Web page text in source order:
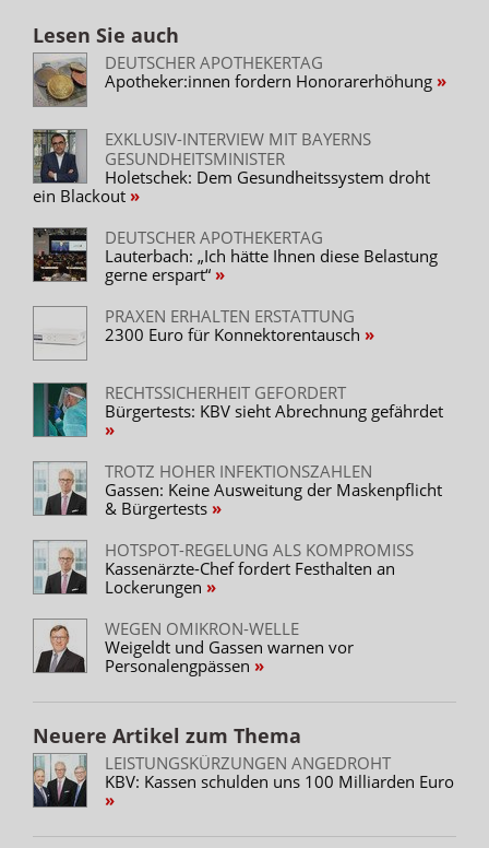
Lesen Sie auch
DEUTSCHER APOTHEKERTAG
Apotheker:innen fordern Honorarerhöhung
EXKLUSIV-INTERVIEW MIT BAYERNS
GESUNDHEITSMINISTER
Holetschek: Dem Gesundheitssystem droht
ein Blackout
DEUTSCHER APOTHEKERTAG
Lauterbach: „Ich hätte Ihnen diese Belastung
gerne erspart“
PRAXEN ERHALTEN ERSTATTUNG
2300 Euro für Konnektorentausch
RECHTSSICHERHEIT GEFORDERT
Bürgertests: KBV sieht Abrechnung gefährdet
TROTZ HOHER INFEKTIONSZAHLEN
Gassen: Keine Ausweitung der Maskenpflicht
& Bürgertests
HOTSPOT-REGELUNG ALS KOMPROMISS
Kassenärzte-Chef fordert Festhalten an
Lockerungen
WEGEN OMIKRON-WELLE
Weigeldt und Gassen warnen vor
Personalengpässen
Neuere Artikel zum Thema
LEISTUNGSKÜRZUNGEN ANGEDROHT
KBV: Kassen schulden uns 100 Milliarden Euro